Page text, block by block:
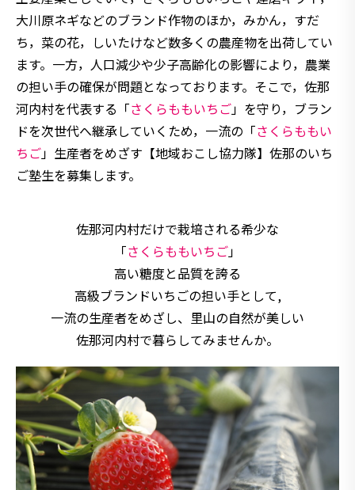
大川原ネギなどのブランド作物のほか，みかん，すだ
ち，菜の花，しいたけなど数多くの農産物を出荷してい
ます。一方，人口減少や少子高齢化の影響により，農業
の担い手の確保が問題となっております。そこで，佐那
河内村を代表する「さくらももいちご」を守り，ブラン
ドを次世代へ継承していくため，一流の「さくらももい
ちご」生産者をめざす【地域おこし協力隊】佐那のいち
ご塾生を募集します。
佐那河内村だけで栽培される希少な
「さくらももいちご」
高い糖度と品質を誇る
高級ブランドいちごの担い手として,
一流の生産者をめざし、里山の自然が美しい
佐那河内村で暮らしてみませんか。